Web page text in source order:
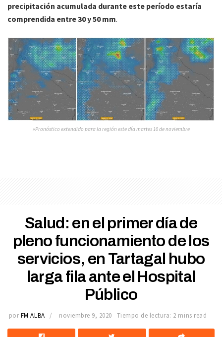
precipitación acumulada durante este período estaría
comprendida entre 30 y 50 mm.
»Pronóstico extendido para la región este día martes 10 de noviembre
Salud: en el primer día de
pleno funcionamiento de los
servicios, en Tartagal hubo
larga fila ante el Hospital
Público
por FM ALBA noviembre 9, 2020 Tiempo de lectura: 2 mins read